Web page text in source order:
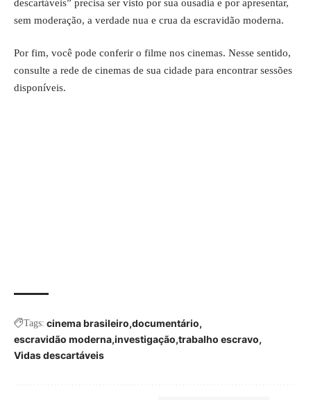
descartáveis” precisa ser visto por sua ousadia e por apresentar,
sem moderação, a verdade nua e crua da escravidão moderna.
Por fim, você pode conferir o filme nos cinemas. Nesse sentido,
consulte a rede de cinemas de sua cidade para encontrar sessões
disponíveis.
Tags: cinema brasileiro documentário
escravidão moderna investigação trabalho escravo
Vidas descartáveis